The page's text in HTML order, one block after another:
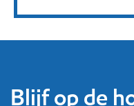
Blijf op de